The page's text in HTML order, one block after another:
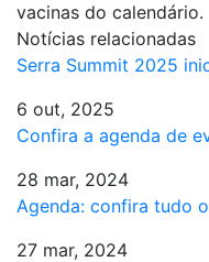
vacinas do calendário.
Notícias relacionadas
Serra Summit 2025
6 out, 2025
Confira a agenda de
28 mar, 2024
Agenda: confira tudo
27 mar, 2024